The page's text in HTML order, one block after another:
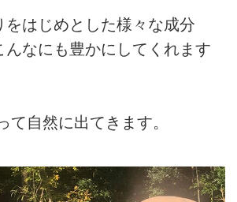
をはじめとした様々な成分
んなにも豊かにしてくれます
て自然に出てきます。